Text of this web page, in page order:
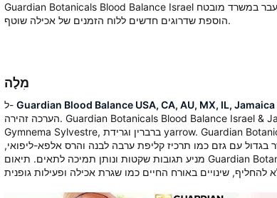
Guardian Botanicals Blood Balance Israel מועבר במשרד מובטח GMP, מה שמבטיח עמידה בתקנים רציניים. לאור הכל, ברטון פוד ממליץ להפנות לספק הטבות קליניות לפני
הוספת שדרוגים חדשים ללוח הזמנים של אכילה שוטף.
מִלָה
ל- Guardian Blood Balance USA, CA, AU, MX, IL, Jamaica
הערכה זהירה. Guardian Botanicals Blood Balance Israel & Jamaica נותנת שיטה מקיפה לניהול שלטון גלוקוז באמצעות שילוב של חלקים שהוצגו בהיסוס לעבודה, כמו
Gymnema Sylvestre, ברברין וגרידת yarrow. Guardian Botanicals Blood Balance Israel נפרדת בגלל התוכנית הלא צפויה שלה, ומפחיתה את הסבירות להשפעות יריבות
בגדול עם גזם כמו תרכיז קליפת ערבה לבנה והרס אלפא-ליפואי,
מניע תגובות שקטות ונותן תמיכה לתאים. תיאום Guardian Botanicals Blood Balance Israel לתוך לוחות זמנים קבועים יכול לסייע לאלו הנלחמים עם הגלוקוז להעלות את